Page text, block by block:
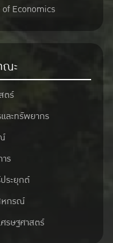
Economics
ณะ
ตร์
ละทรัพยากร
ร
ระยุกต์
หกรณ์
รษฐศาสตร์